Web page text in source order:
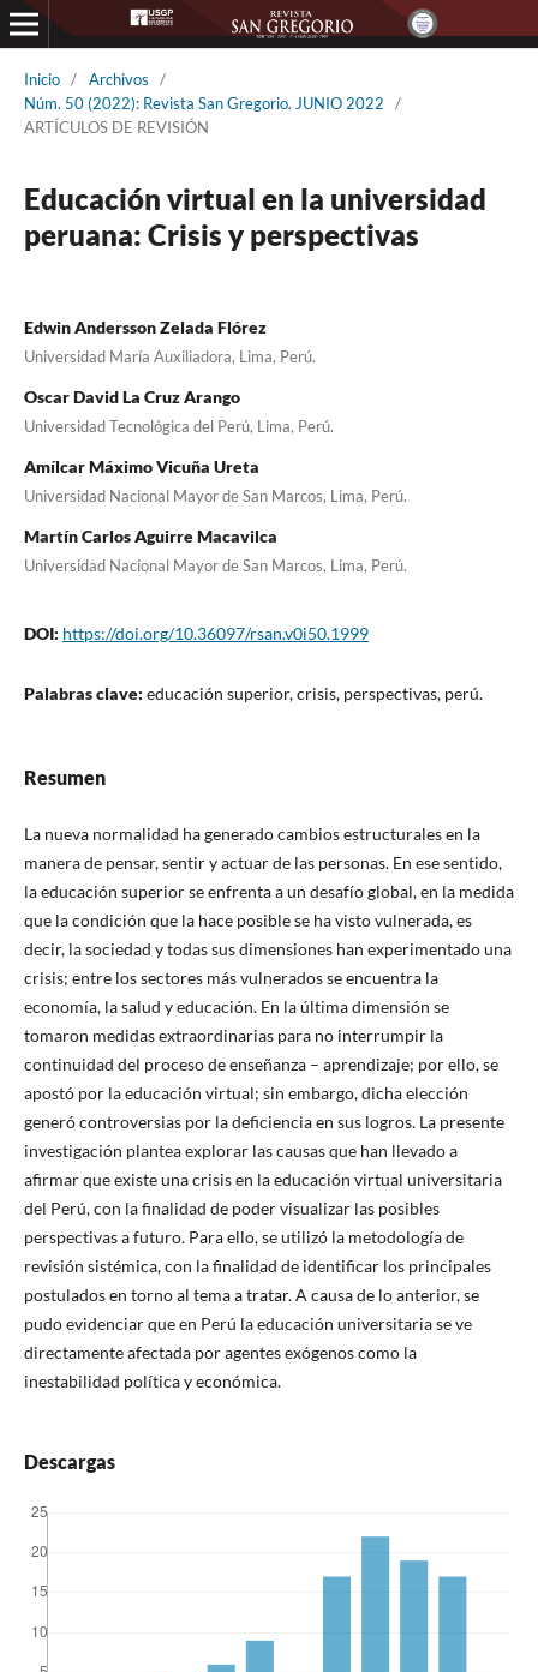
Inicio / Archivos
/
Núm. 50 (2022): Revista San Gregorio. JUNIO 2022
/
ARTÍCULOS DE REVISIÓN
Educación virtual en la universidad
peruana: Crisis y perspectivas
Edwin Andersson Zelada Flórez
Universidad María Auxiliadora, Lima, Perú.
Oscar David La Cruz Arango
Universidad Tecnológica del Perú, Lima, Perú.
Amílcar Máximo Vicuña Ureta
Universidad Nacional Mayor de San Marcos, Lima, Perú.
Martín Carlos Aguirre Macavilca
Universidad Nacional Mayor de San Marcos, Lima, Perú.
DOI: https://doi.org/10.36097/rsan.v0i50.1999
Palabras clave: educación superior, crisis, perspectivas, perú.
Resumen
La nueva normalidad ha generado cambios estructurales en la
manera de pensar, sentir y actuar de las personas. En ese sentido,
la educación superior se enfrenta a un desafío global, en la medida
que la condición que la hace posible se ha visto vulnerada, es
decir, la sociedad y todas sus dimensiones han experimentado una
crisis; entre los sectores más vulnerados se encuentra la
economía, la salud y educación. En la última dimensión se
tomaron medidas extraordinarias para no interrumpir la
continuidad del proceso de enseñanza – aprendizaje; por ello, se
apostó por la educación virtual; sin embargo, dicha elección
generó controversias por la deficiencia en sus logros. La presente
investigación plantea explorar las causas que han llevado a
afirmar que existe una crisis en la educación virtual universitaria
del Perú, con la finalidad de poder visualizar las posibles
perspectivas a futuro. Para ello, se utilizó la metodología de
revisión sistémica, con la finalidad de identificar los principales
postulados en torno al tema a tratar. A causa de lo anterior, se
pudo evidenciar que en Perú la educación universitaria se ve
directamente afectada por agentes exógenos como la
inestabilidad política y económica.
Descargas